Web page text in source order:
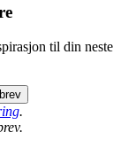
til din neste
.